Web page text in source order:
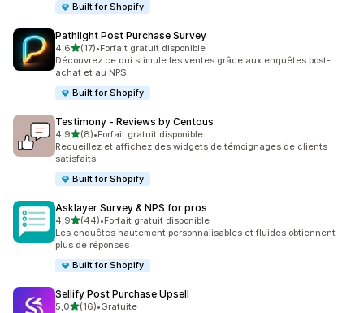
Built for Shopify
Pathlight Post Purchase Survey
4,6étoile(s) sur 5
(17)
17 avis au total
•Forfait gratuit disponible
Découvrez ce qui stimule les ventes grâce aux enquêtes post-
achat et au NPS.
Built for Shopify
Testimony ‑ Reviews by Centous
4,9étoile(s) sur 5
(8)
8 avis au total
•Forfait gratuit disponible
Recueillez et affichez des widgets de témoignages de clients
satisfaits
Built for Shopify
Asklayer Survey & NPS for pros
4,9étoile(s) sur 5
(44)
44 avis au total
•Forfait gratuit disponible
Les enquêtes hautement personnalisables et fluides obtiennent
plus de réponses
Built for Shopify
Sellify Post Purchase Upsell
5,0étoile(s) sur 5
(16)•Gratuite